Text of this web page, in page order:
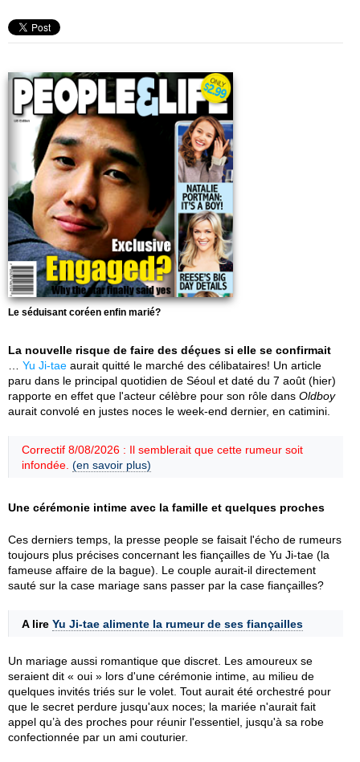
Le séduisant coréen enfin marié?
La nouvelle risque de faire des déçues si elle se confirmait
Yu Ji-tae aurait quitté le marché des célibataires! Un article
paru dans le principal quotidien de Séoul et daté du 7 août (hier)
rapporte en effet que l'acteur célèbre pour son rôle dans Oldboy
aurait convolé en justes noces le week-end dernier, en catimini.
Correctif 8/08/2026 : Il semblerait que cette rumeur soit
infondée. (en savoir plus)
Une cérémonie intime avec la famille et quelques proches
Ces derniers temps, la presse people se faisait l'écho de rumeurs
toujours plus précises concernant les fiançailles de Yu Ji-tae (la
fameuse affaire de la bague). Le couple aurait-il directement
sauté sur la case mariage sans passer par la case fiançailles?
A lire Yu Ji-tae alimente la rumeur de ses fiançailles
Un mariage aussi romantique que discret. Les amoureux se
seraient dit « oui » lors d'une cérémonie intime, au milieu de
quelques invités triés sur le volet. Tout aurait été orchestré pour
que le secret perdure jusqu'aux noces; la mariée n'aurait fait
appel qu’à des proches pour réunir l'essentiel, jusqu'à sa robe
confectionnée par un ami couturier.